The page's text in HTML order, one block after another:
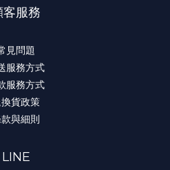
客服務
見問題
服務方式
服務方式
貨政策
與細則
LINE